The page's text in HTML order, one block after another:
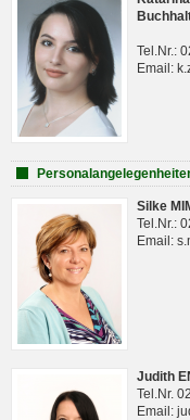
Tel.Nr.:
Email:
Silke
Tel.Nr.:
Email:
Judith
Tel.Nr.
Email: